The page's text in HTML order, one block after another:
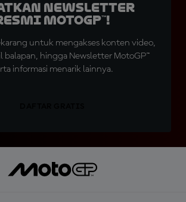
Newsletter
MotoGP™!
untuk mengakses konten video,
balapan, hingga Newsletter MotoGP™
informasi menarik lainnya.